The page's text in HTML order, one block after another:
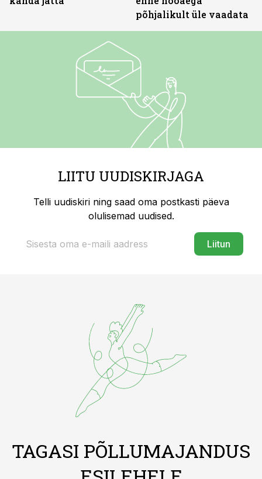
põhjalikult üle vaadata
LIITU UUDISKIRJAGA
Telli uudiskiri ning saad oma postkasti päeva
olulisemad uudised.
Liitun
TAGASI PÕLLUMAJANDUS